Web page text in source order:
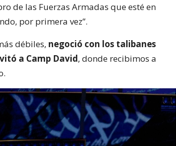
de las Fuerzas Armadas que esté en
por primera vez”.
débiles, negoció con los talibanes
a Camp David, donde recibimos a